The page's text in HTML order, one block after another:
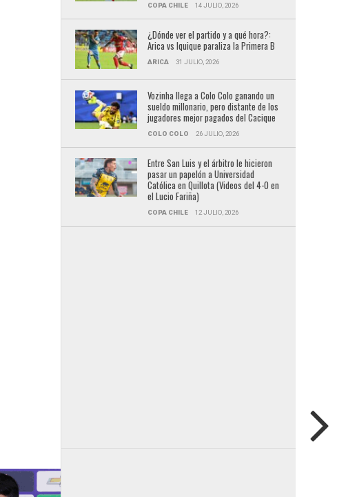
COPA CHILE 14 JULIO, 2026
¿Dónde ver el partido y a qué hora?:
Arica vs Iquique paraliza la Primera B
ARICA 31 JULIO, 2026
Vozinha llega a Colo Colo ganando un
sueldo millonario, pero distante de los
jugadores mejor pagados del Cacique
COLO COLO 26 JULIO, 2026
Entre San Luis y el árbitro le hicieron
pasar un papelón a Universidad
Católica en Quillota (Videos del 4-0 en
el Lucio Fariña)
COPA CHILE 12 JULIO, 2026